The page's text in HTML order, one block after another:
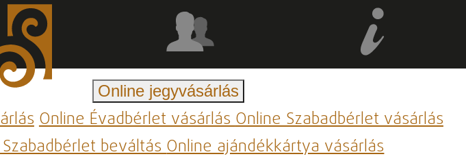
Online jegyvásárlás
Online Évadbérlet vásárlásOnline Szabadbérlet vásárlás
beváltásOnline ajándékkártya vásárlás